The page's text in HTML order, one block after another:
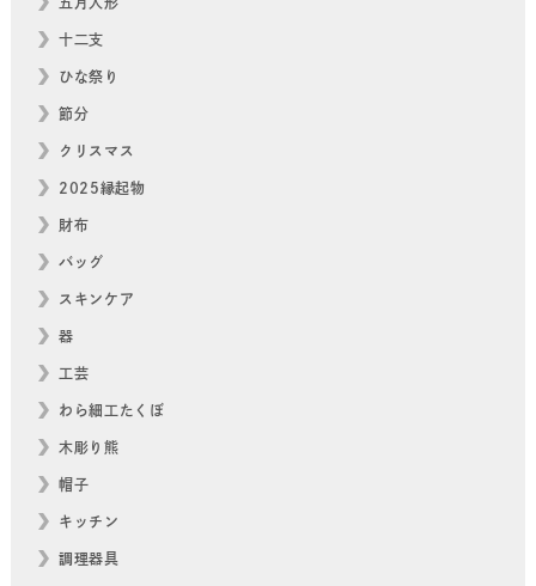
十二支
ひな祭り
節分
クリスマス
2025縁起物
財布
バッグ
スキンケア
器
工芸
わら細工たくぼ
木彫り熊
帽子
キッチン
調理器具